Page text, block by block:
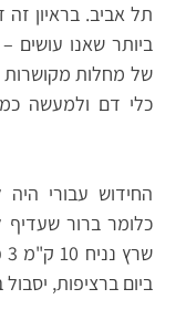
תל אביב. בראיון
ביותר שאנו עושים
של מחלות מקושרות
כלי דם ולמעשה
החידוש עבורי
כלומר ברור
ביום ברציפות,